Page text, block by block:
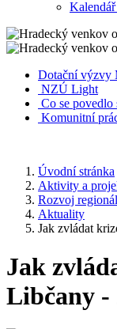
Dotační výzvy
NZÚ Light
Co se povedlo
Komunitní
Úvodní stránka
Aktivity a
Rozvoj
Aktuality
Jak zvládat
Jak
Libčany -